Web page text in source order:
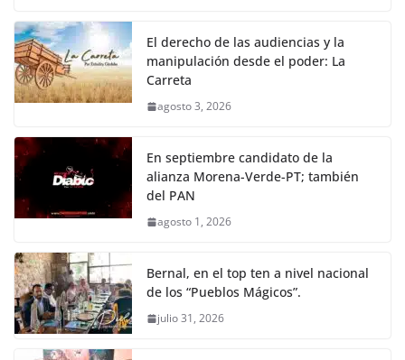
El derecho de las audiencias y la
manipulación desde el poder: La
Carreta
agosto 3, 2026
En septiembre candidato de la
alianza Morena-Verde-PT; también
del PAN
agosto 1, 2026
Bernal, en el top ten a nivel nacional
de los “Pueblos Mágicos”.
julio 31, 2026